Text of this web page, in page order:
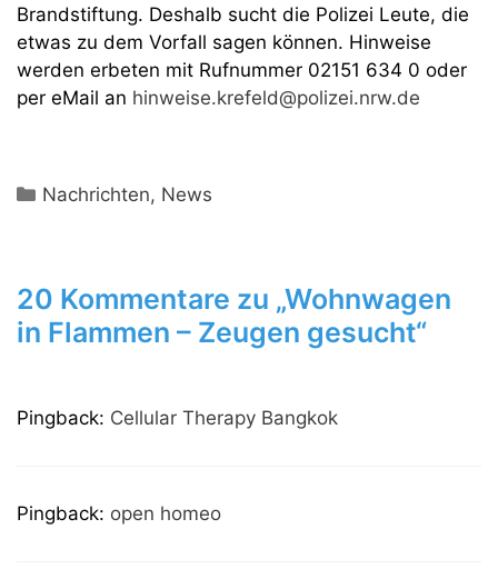
Brandstiftung. Deshalb sucht die Polizei Leute, die
etwas zu dem Vorfall sagen können. Hinweise
werden erbeten mit Rufnummer 02151 634 0 oder
per eMail an hinweise.krefeld@polizei.nrw.de
Kategorien
Nachrichten, News
20 Kommentare zu „Wohnwagen
in Flammen – Zeugen gesucht“
Pingback: Cellular Therapy Bangkok
Pingback: open homeo